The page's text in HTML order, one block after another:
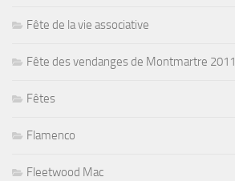
Fête de la vie associative
Fête des vendanges de Montmartre 2011
Fêtes
Flamenco
Fleetwood Mac